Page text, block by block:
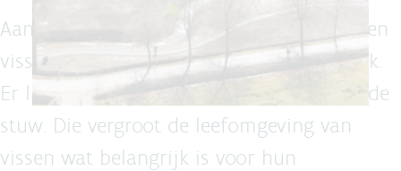
Aan de Laermolen in Hoogstraten migreren
vissen opnieuw vrij door de rivier de Mark.
Er ligt een kronkelende vispassage langs de
stuw. Die vergroot de leefomgeving van
vissen wat belangrijk is voor hun